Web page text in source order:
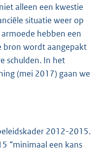
alleen een kwestie
situatie weer op
hebben een
bron wordt aangepakt
schulden. In het
(mei 2017) gaan we
2012-2015.
“minimaal een kans